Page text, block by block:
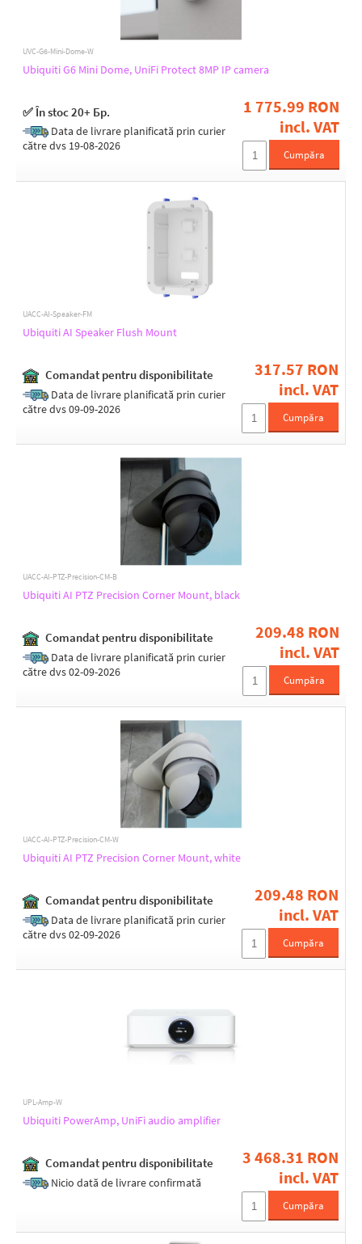
UVC-G6-Mini-Dome-W
Ubiquiti G6 Mini Dome, UniFi Protect 8MP IP camera
✅ În stoc 20+ Бр.
Data de livrare planificată prin curier
către dvs 19-08-2026
1 775.99 RON
incl. VAT
Cumpăra
UACC-AI-Speaker-FM
Ubiquiti AI Speaker Flush Mount
Comandat pentru disponibilitate
Data de livrare planificată prin curier
către dvs 09-09-2026
317.57 RON
incl. VAT
Cumpăra
UACC-AI-PTZ-Precision-CM-B
Ubiquiti AI PTZ Precision Corner Mount, black
Comandat pentru disponibilitate
Data de livrare planificată prin curier
către dvs 02-09-2026
209.48 RON
incl. VAT
Cumpăra
UACC-AI-PTZ-Precision-CM-W
Ubiquiti AI PTZ Precision Corner Mount, white
Comandat pentru disponibilitate
Data de livrare planificată prin curier
către dvs 02-09-2026
209.48 RON
incl. VAT
Cumpăra
UPL-Amp-W
Ubiquiti PowerAmp, UniFi audio amplifier
Comandat pentru disponibilitate
Nicio dată de livrare confirmată
3 468.31 RON
incl. VAT
Cumpăra